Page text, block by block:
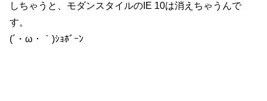
しちゃうと、モダンスタイルのIE 10は消えちゃうんで
す。
(´・ω・｀)ｼｮﾎﾞｰﾝ